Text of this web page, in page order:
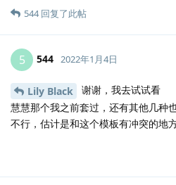
544回复了此帖
5 544 2022年1月4日
Lily Black
谢谢，我去试试看
慧慧那个我之前套过，还有其他几种
不行，估计是和这个模板有冲突的地